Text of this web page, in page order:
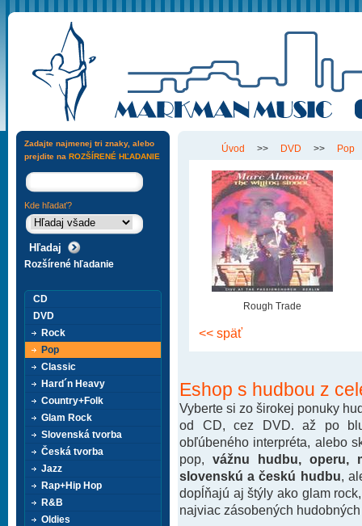
Úvod >> DVD >> Pop
Rough Trade
<< späť
Eshop s hudbou z
Vyberte si zo širokej ponuky
od CD, cez DVD. až po
obľúbeného interpréta, alebo
pop, vážnu hudbu, operu,
slovenskú a českú hudbu ,
dopĺňajú aj štýly ako glam
najviac zásobených
Zadajte najmenej tri znaky, alebo
prejdite na ROZŠÍRENÉ HĽADANIE
Kde hľadať?
Rozšírené hľadanie
CD
DVD
Rock
Pop
Classic
Hard´n Heavy
Country+Folk
Glam Rock
Slovenská tvorba
Česká tvorba
Jazz
Rap+Hip Hop
R&B
Oldies